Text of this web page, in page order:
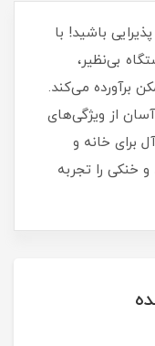
باشید! با
این دستگاه بی‌نظیر،
برآورده می‌کند.
از ویژگی‌های
برای خانه و
خنکی را تجربه